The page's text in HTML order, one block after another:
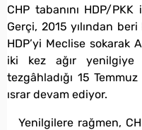
CHP tabanını HDP/
Gerçi, 2015 yılından
HDP’yi Meclise sokarak
iki kez ağır yenilgiye
tezgâhladığı 15
ısrar devam ediyor.
Yenilgilere rağmen,